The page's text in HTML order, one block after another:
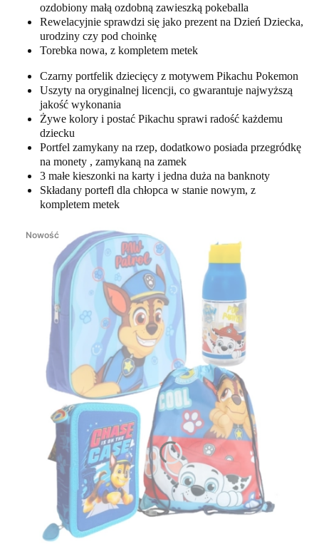
ozdobiony małą ozdobną zawieszką pokeballa
Rewelacyjnie sprawdzi się jako prezent na Dzień Dziecka,
urodziny czy pod choinkę
Torebka nowa, z kompletem metek
Czarny portfelik dziecięcy z motywem Pikachu Pokemon
Uszyty na oryginalnej licencji, co gwarantuje najwyższą
jakość wykonania
Żywe kolory i postać Pikachu sprawi radość każdemu
dziecku
Portfel zamykany na rzep, dodatkowo posiada przegródkę
na monety , zamykaną na zamek
3 małe kieszonki na karty i jedna duża na banknoty
Składany portefl dla chłopca w stanie nowym, z
kompletem metek
Nowość